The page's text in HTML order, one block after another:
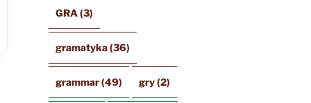
GRA(3)
gramatyka(36)
grammar(49) gry(2)